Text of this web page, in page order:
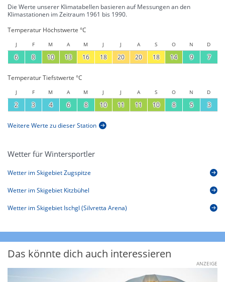
Die Werte unserer Klimatabellen basieren auf Messungen an den
Klimastationen im Zeitraum 1961 bis 1990.
Temperatur Höchstwerte °C
J F M A M J J A S O N D
6 8 10 13 16 18 20 20 18 14 9 7
Temperatur Tiefstwerte °C
J F M A M J J A S O N D
2 3 4 6 8 10 11 11 10 8 5 3
Weitere Werte zu dieser Station
Wetter für Wintersportler
Wetter im Skigebiet Zugspitze
Wetter im Skigebiet Kitzbühel
Wetter im Skigebiet Ischgl (Silvretta Arena)
Das könnte dich auch interessieren
ANZEIGE